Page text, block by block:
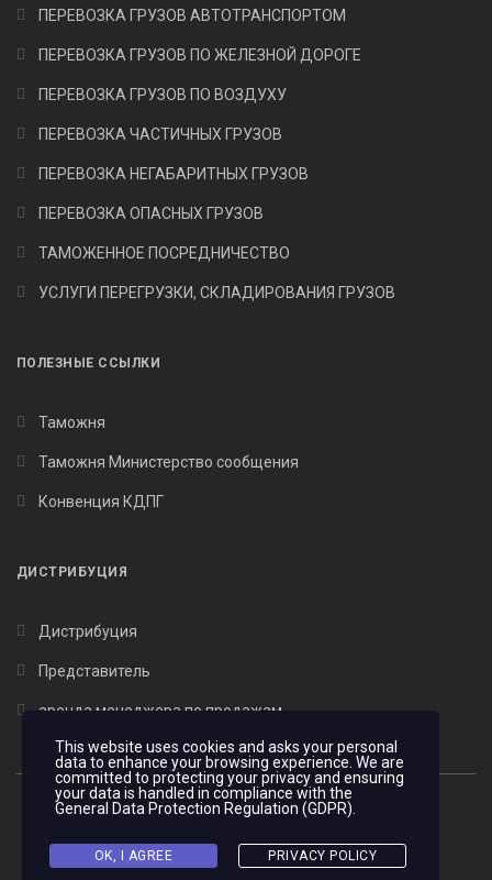
ПЕРЕВОЗКА ГРУЗОВ АВТОТРАНСПОРТОМ
ПЕРЕВОЗКА ГРУЗОВ ПО ЖЕЛЕЗНОЙ ДОРОГЕ
ПЕРЕВОЗКА ГРУЗОВ ПО ВОЗДУХУ
ПЕРЕВОЗКА ЧАСТИЧНЫХ ГРУЗОВ
ПЕРЕВОЗКА НЕГАБАРИТНЫХ ГРУЗОВ
ПЕРЕВОЗКА ОПАСНЫХ ГРУЗОВ
ТАМОЖЕННОЕ ПОСРЕДНИЧЕСТВО
УСЛУГИ ПЕРЕГРУЗКИ, СКЛАДИРОВАНИЯ ГРУЗОВ
ПОЛЕЗНЫЕ ССЫЛКИ
Таможня
Таможня Министерство сообщения
Конвенция КДПГ
ДИСТРИБУЦИЯ
Дистрибуция
Представитель
арендa менеджера по продажам
This website uses cookies and asks your personal
data to enhance your browsing experience. We are
committed to protecting your privacy and ensuring
your data is handled in compliance with the
General Data Protection Regulation (GDPR)
OK, I AGREE PRIVACY POLICY